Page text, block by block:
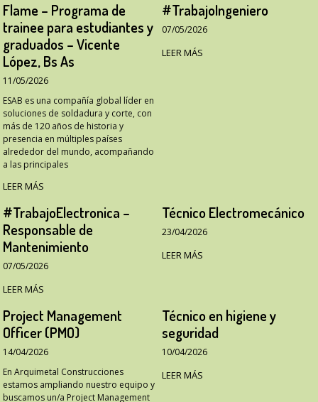
Flame – Programa de
trainee para estudiantes y
graduados – Vicente
López, Bs As
11/05/2026
ESAB es una compañía global líder en
soluciones de soldadura y corte, con
más de 120 años de historia y
presencia en múltiples países
alrededor del mundo, acompañando
a las principales
LEER MÁS
#TrabajoIngeniero
07/05/2026
LEER MÁS
#TrabajoElectronica –
Responsable de
Mantenimiento
07/05/2026
LEER MÁS
Técnico Electromecánico
23/04/2026
LEER MÁS
Project Management
Officer (PMO)
14/04/2026
En Arquimetal Construcciones
estamos ampliando nuestro equipo y
buscamos un/a Project Management
Técnico en higiene y
seguridad
10/04/2026
LEER MÁS